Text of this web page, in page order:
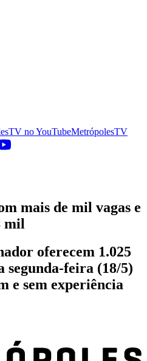
noYouTubeMetrópolesTV
mais de mil vagas e
mil
oferecem 1.025
segunda-feira (18/5)
e sem experiência